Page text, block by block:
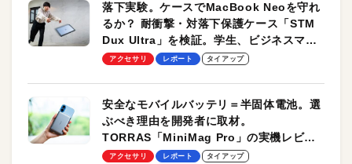
落下実験。ケースでMacBook Neoを守れ
るか？ 耐衝撃・対落下保護ケース「STM
Dux Ultra」を検証。学生、ビジネスマン
のモバイルユースに最適！
アクセサリ レポート タイアップ
安全なモバイルバッテリ＝半固体電池。選
ぶべき理由を開発者に取材。
TORRAS「MiniMag Pro」の実機レビュ
ーも
アクセサリ レポート タイアップ